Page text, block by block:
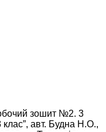
зошит №2. 3
клас”, авт. Будна Н.О.,